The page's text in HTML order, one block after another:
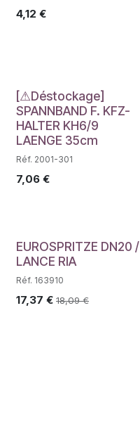
4,12 €
Déstockage
[⚠Déstockage]
SPANNBAND F. KFZ-
HALTER KH6/9
LAENGE 35cm
Réf. 2001-301
7,06 €
EUROSPRITZE DN20 /
LANCE RIA
Réf. 163910
17,37 € 18,09€